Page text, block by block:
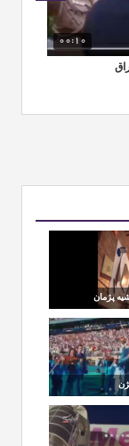
00:10
پژمان
تازه؛
است
جام